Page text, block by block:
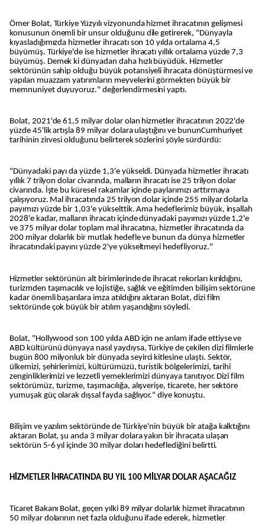
Ömer Bolat, Türkiye Yüzyılı vizyonunda hizmet ihracatının gelişmesi
konusunun önemli bir unsur olduğunu dile getirerek, "Dünyayla
kıyasladığımızda hizmetler ihracatı son 10 yılda ortalama 4,5
büyümüş. Türkiye'de ise hizmetler ihracatı yıllık ortalama yüzde 7,3
büyümüş. Demek ki dünyadan daha hızlı büyüdük. Hizmetler
sektörünün sahip olduğu büyük potansiyeli ihracata dönüştürmesi ve
yapılan muazzam yatırımların meyvelerini görmekten büyük bir
memnuniyet duyuyoruz." değerlendirmesini yaptı.
Bolat, 2021'de 61,5 milyar dolar olan hizmetler ihracatının 2022'de
yüzde 45'lik artışla 89 milyar dolara ulaştığını ve bununCumhuriyet
tarihinin zirvesi olduğunu belirterek sözlerini şöyle sürdürdü:
"Dünyadaki payı da yüzde 1,3'e yükseldi. Dünyada hizmetler ihracatı
yıllık 7 trilyon dolar civarında, malların ihracatı ise 25 trilyon dolar
civarında. İşte bu küresel rakamlar içinde paylarımızı arttırmaya
çalışıyoruz. Mal ihracatında 25 trilyon dolar içinde 255 milyar dolarla
payımızı yüzde bir 1,03'e yükselttik. Ama hedeflerimiz büyük, inşallah
2028'e kadar, malların ihracatı içinde dünyadaki payımızı yüzde 1,2'e
ve 375 milyar dolar toplam mal ihracatına, hizmetler ihracatında da
200 milyar dolarlık bir mutlak hedefle ve bunun da dünya hizmetler
ihracatındaki payını yüzde 2'ye yükseltmeyi hedefliyoruz."
Hizmetler sektörünün alt birimlerinde de ihracat rekorları kırıldığını,
turizmden taşımacılık ve lojistiğe, sağlık ve eğitimden bilişim sektörüne
kadar önemli başarılara imza atıldığını aktaran Bolat, dizi film
sektöründe çok büyük bir atılım yaşandığını söyledi.
Bolat, "Hollywood son 100 yılda ABD için ne anlam ifade ettiyse ve
ABD kültürünü dünyaya nasıl yaydıysa, Türkiye de çekilen dizi filmlerle
bugün 800 milyonluk bir dünyada seyirci kitlesine ulaştı. Sektör,
ülkemizi, şehirlerimizi, kültürümüzü, turistik bölgelerimizi, tarihi
zenginliklerimizi ve lezzetli yemeklerimizi dünyaya tanıtıyor. Dizi film
sektörümüz, turizme, taşımacılığa, alışverişe, ticarete, her sektöre
yumuşak güç olarak dışsal fayda sağlıyor." diye konuştu.
Bilişim ve yazılım sektöründe de Türkiye'nin büyük bir atağa kalktığını
aktaran Bolat, şu anda 3 milyar dolara yakın bir ihracata ulaşan
sektörün 5-6 yıl içinde 30 milyar doları hedeflediğini belirtti.
HİZMETLER İHRACATINDA BU YIL 100 MİLYAR DOLAR AŞACAĞIZ
Ticaret Bakanı Bolat, geçen yılki 89 milyar dolarlık hizmet ihracatının
50 milyar dolarının net fazla olduğunu ifade ederek, hizmetler